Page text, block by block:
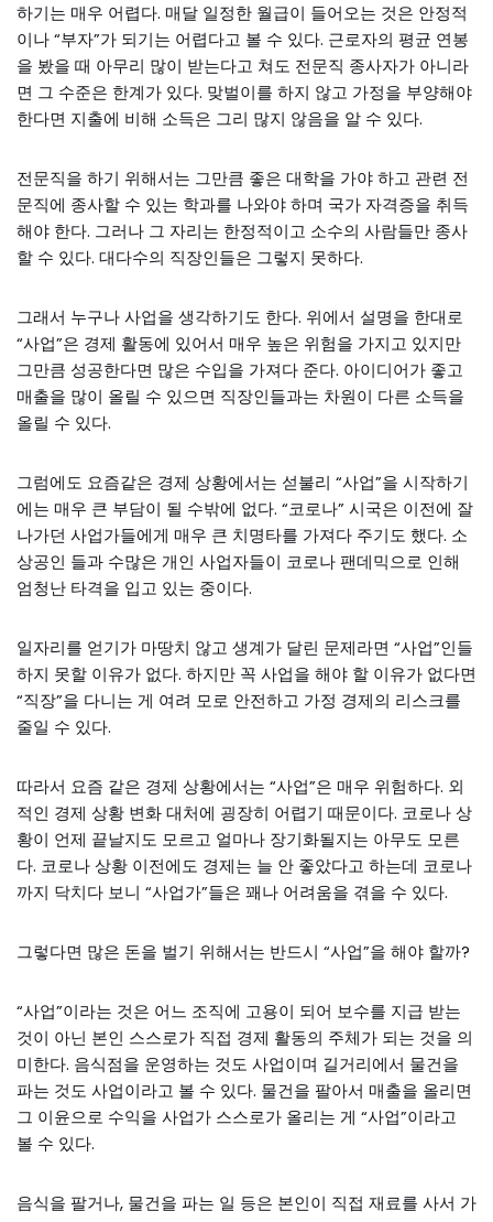
하기는 매우 어렵다. 매달 일정한 월급이 들어오는 것은 안정적
이나 “부자”가 되기는 어렵다고 볼 수 있다. 근로자의 평균 연봉
을 봤을 때 아무리 많이 받는다고 쳐도 전문직 종사자가 아니라
면 그 수준은 한계가 있다. 맞벌이를 하지 않고 가정을 부양해야
한다면 지출에 비해 소득은 그리 많지 않음을 알 수 있다.
전문직을 하기 위해서는 그만큼 좋은 대학을 가야 하고 관련 전
문직에 종사할 수 있는 학과를 나와야 하며 국가 자격증을 취득
해야 한다. 그러나 그 자리는 한정적이고 소수의 사람들만 종사
할 수 있다. 대다수의 직장인들은 그렇지 못하다.
그래서 누구나 사업을 생각하기도 한다. 위에서 설명을 한대로
“사업”은 경제 활동에 있어서 매우 높은 위험을 가지고 있지만
그만큼 성공한다면 많은 수입을 가져다 준다. 아이디어가 좋고
매출을 많이 올릴 수 있으면 직장인들과는 차원이 다른 소득을
올릴 수 있다.
그럼에도 요즘같은 경제 상황에서는 섣불리 “사업”을 시작하기
에는 매우 큰 부담이 될 수밖에 없다. “코로나” 시국은 이전에 잘
나가던 사업가들에게 매우 큰 치명타를 가져다 주기도 했다. 소
상공인 들과 수많은 개인 사업자들이 코로나 팬데믹으로 인해
엄청난 타격을 입고 있는 중이다.
일자리를 얻기가 마땅치 않고 생계가 달린 문제라면 “사업”인들
하지 못할 이유가 없다. 하지만 꼭 사업을 해야 할 이유가 없다면
“직장”을 다니는 게 여려 모로 안전하고 가정 경제의 리스크를
줄일 수 있다.
따라서 요즘 같은 경제 상황에서는 “사업”은 매우 위험하다. 외
적인 경제 상황 변화 대처에 굉장히 어렵기 때문이다. 코로나 상
황이 언제 끝날지도 모르고 얼마나 장기화될지는 아무도 모른
다. 코로나 상황 이전에도 경제는 늘 안 좋았다고 하는데 코로나
까지 닥치다 보니 “사업가”들은 꽤나 어려움을 겪을 수 있다.
그렇다면 많은 돈을 벌기 위해서는 반드시 “사업”을 해야 할까?
“사업”이라는 것은 어느 조직에 고용이 되어 보수를 지급 받는
것이 아닌 본인 스스로가 직접 경제 활동의 주체가 되는 것을 의
미한다. 음식점을 운영하는 것도 사업이며 길거리에서 물건을
파는 것도 사업이라고 볼 수 있다. 물건을 팔아서 매출을 올리면
그 이윤으로 수익을 사업가 스스로가 올리는 게 “사업”이라고
볼 수 있다.
음식을 팔거나, 물건을 파는 일 등은 본인이 직접 재료를 사서 가